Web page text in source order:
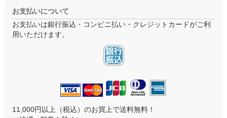
お支払いについて
お支払いは銀行振込・コンビニ払い・クレジットカードがご利
用いただけます。
11,000円以上（税込）のお買上で送料無料！